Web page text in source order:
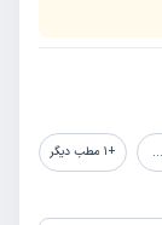
+
1 مطب دیگر